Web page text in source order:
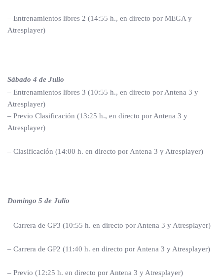
– Entrenamientos libres 2 (14:55 h., en directo por MEGA y
Atresplayer)
Sábado 4 de Julio
– Entrenamientos libres 3 (10:55 h., en directo por Antena 3 y
Atresplayer)
– Previo Clasificación (13:25 h., en directo por Antena 3 y
Atresplayer)
– Clasificación (14:00 h. en directo por Antena 3 y Atresplayer)
Domingo 5 de Julio
– Carrera de GP3 (10:55 h. en directo por Antena 3 y Atresplayer)
– Carrera de GP2 (11:40 h. en directo por Antena 3 y Atresplayer)
– Previo (12:25 h. en directo por Antena 3 y Atresplayer)